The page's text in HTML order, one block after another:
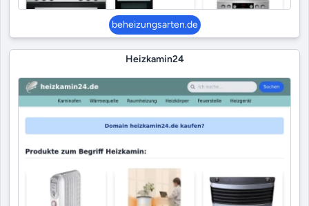
beheizungsarten.de
Heizkamin24